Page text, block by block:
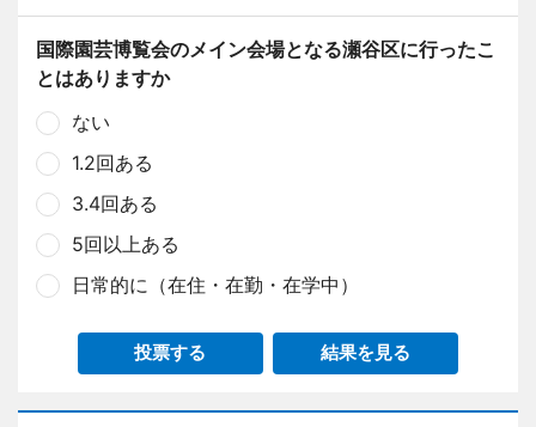
国際園芸博覧会のメイン会場となる瀬谷区に行ったこ
とはありますか
ない
1.2回ある
3.4回ある
5回以上ある
日常的に（在住・在勤・在学中）
投票する 結果を見る